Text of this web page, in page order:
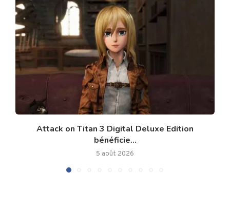
Attack on Titan 3 Digital Deluxe Edition
bénéficie...
5 août 2026